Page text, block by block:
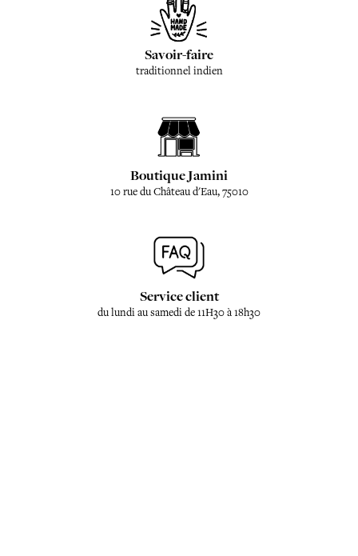
Savoir-faire
traditionnel indien
Boutique Jamini
10 rue du Château d'Eau, 75010
Service client
du lundi au samedi de 11H30 à 18h30